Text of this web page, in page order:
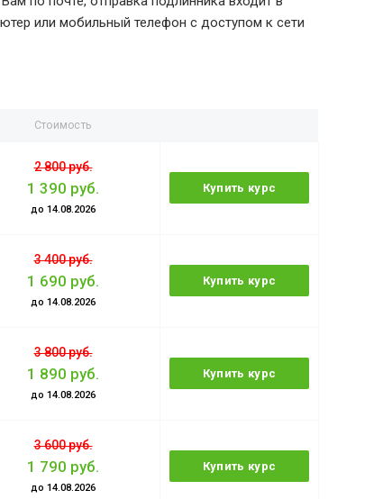
или мобильный телефон с доступом к сети
Стоимость
2 800 руб.
1 390 руб.
до 14.08.2026
Купить курс
3 400 руб.
1 690 руб.
до 14.08.2026
Купить курс
3 800 руб.
1 890 руб.
до 14.08.2026
Купить курс
3 600 руб.
1 790 руб.
до 14.08.2026
Купить курс